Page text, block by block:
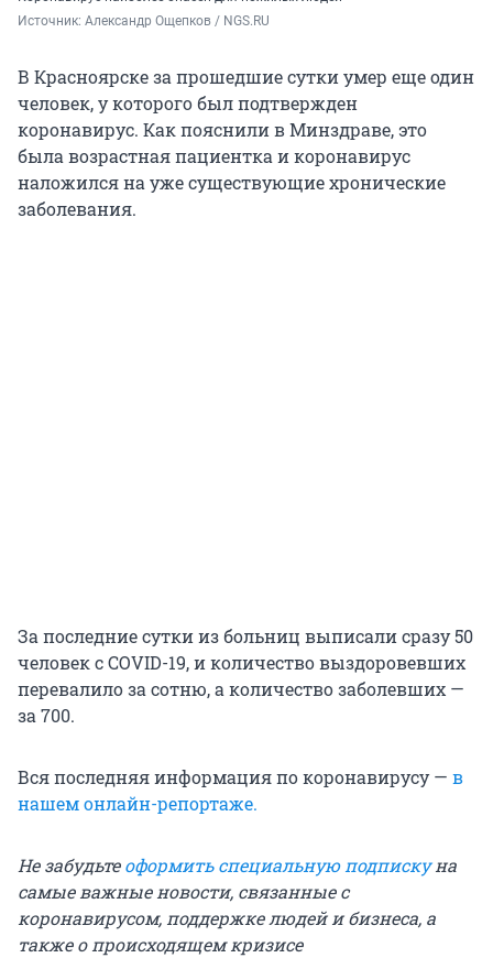
Источник: Александр Ощепков / NGS.RU
В Красноярске за прошедшие сутки умер еще один
человек, у которого был подтвержден
коронавирус. Как пояснили в Минздраве, это
была возрастная пациентка и коронавирус
наложился на уже существующие хронические
заболевания.
За последние сутки из больниц выписали сразу 50
человек с COVID-19, и количество выздоровевших
перевалило за сотню, а количество заболевших —
за 700.
Вся последняя информация по коронавирусу — в
нашем онлайн-репортаже.
Не забудьтеоформить специальную подпискуна
самые важные новости, связанные с
коронавирусом, поддержке людей и бизнеса, а
также о происходящем кризисе